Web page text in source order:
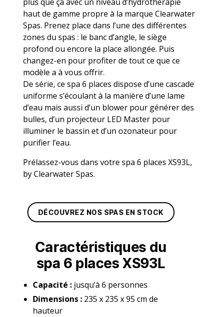
plus que ça avec un niveau d’hydrothérapie
haut de gamme propre à la marque Clearwater
Spas. Prenez place dans l’une des différentes
zones du spas : le banc d’angle, le siège
profond ou encore la place allongée. Puis
changez-en pour profiter de tout ce que ce
modèle a à vous offrir.
De série, ce spa 6 places dispose d’une cascade
uniforme s’écoulant à la manière d’une lame
d’eau mais aussi d’un blower pour générer des
bulles, d’un projecteur LED Master pour
illuminer le bassin et d’un ozonateur pour
purifier l’eau.
Prélassez-vous dans votre spa 6 places XS93L,
by Clearwater Spas.
DÉCOUVREZ NOS SPAS EN STOCK
Caractéristiques du
spa 6 places XS93L
Capacité :jusqu’à 6 personnes
Dimensions :235 x 235 x 95 cm de
hauteur